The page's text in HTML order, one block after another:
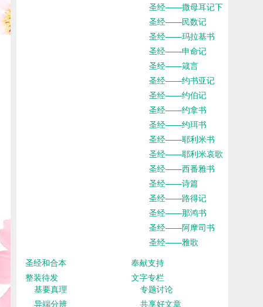
圣经——撒母耳记下
圣经——民数记
圣经——玛拉基书
圣经——申命记
圣经——箴言
圣经——约书亚记
圣经——约伯记
圣经——约拿书
圣经——约珥书
圣经——耶利米书
圣经——耶利米哀歌
圣经——西番雅书
圣经——诗篇
圣经——路得记
圣经——那鸿书
圣经——阿摩司书
圣经——雅歌
圣经和合本
奉献支持
整装待发
基要真理
异端分辨
文字专栏
专题讨论
共享好文章